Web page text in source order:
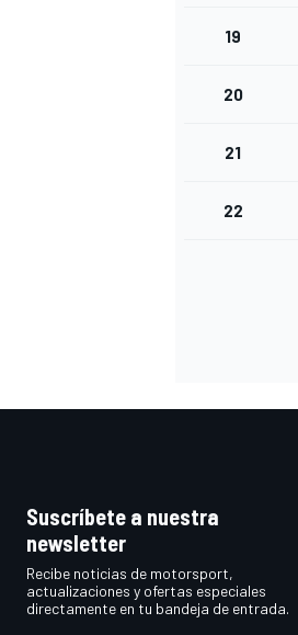
19
20
21
22
Suscríbete a nuestra
newsletter
Recibe noticias de motorsport,
actualizaciones y ofertas especiales
directamente en tu bandeja de entrada.